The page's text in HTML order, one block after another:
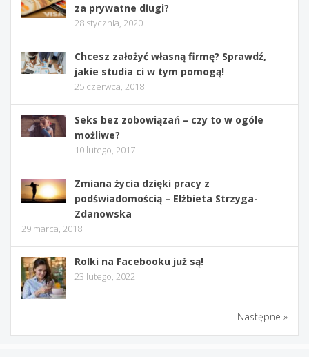
za prywatne długi?
28 stycznia, 2020
Chcesz założyć własną firmę? Sprawdź,
jakie studia ci w tym pomogą!
25 czerwca, 2018
Seks bez zobowiązań – czy to w ogóle
możliwe?
10 lutego, 2017
Zmiana życia dzięki pracy z
podświadomością – Elżbieta Strzyga-
Zdanowska
29 marca, 2018
Rolki na Facebooku już są!
23 lutego, 2022
Następne »